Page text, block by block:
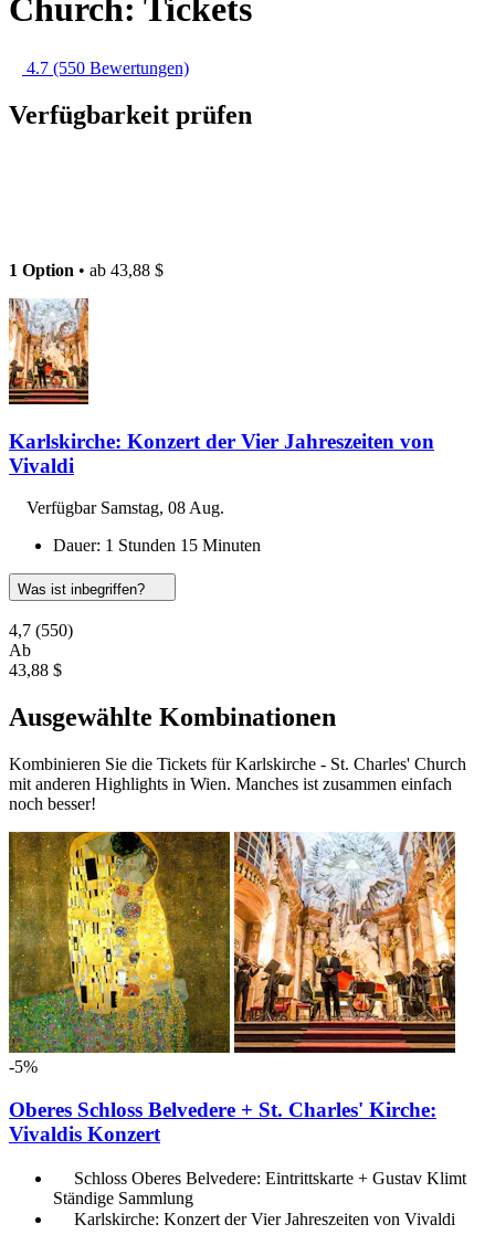
Church: Tickets
4.7 (550 Bewertungen)
Verfügbarkeit prüfen
1 Option • ab 43,88 $
Karlskirche: Konzert der Vier Jahreszeiten von
Vivaldi
Verfügbar Samstag, 08 Aug.
Dauer: 1 Stunden 15 Minuten
Was ist inbegriffen?
4,7 (550)
Ab
43,88 $
Ausgewählte Kombinationen
Kombinieren Sie die Tickets für Karlskirche - St. Charles' Church
mit anderen Highlights in Wien. Manches ist zusammen einfach
noch besser!
-5%
Oberes Schloss Belvedere + St. Charles' Kirche:
Vivaldis Konzert
Schloss Oberes Belvedere: Eintrittskarte + Gustav Klimt
Ständige Sammlung
Karlskirche: Konzert der Vier Jahreszeiten von Vivaldi